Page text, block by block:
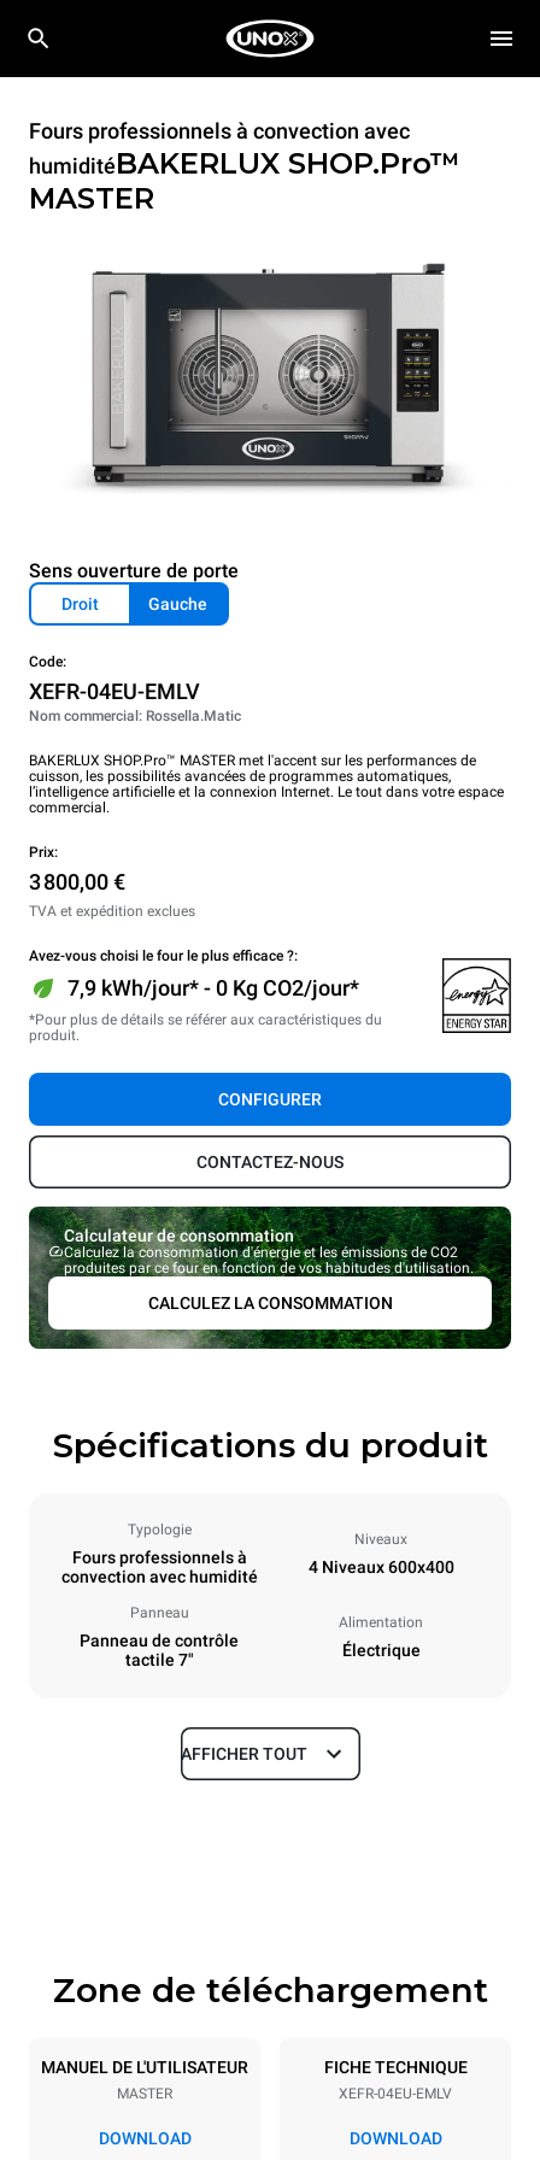
Fours professionnels à convection avec
humiditéBAKERLUX SHOP.Pro™
MASTER
Sens ouverture de porte
Droit Gauche
Code:
XEFR-04EU-EMLV
Nom commercial: Rossella.Matic
BAKERLUX SHOP.Pro™ MASTER met l'accent sur les performances de
cuisson, les possibilités avancées de programmes automatiques,
l’intelligence artificielle et la connexion Internet. Le tout dans votre espace
commercial.
Prix:
3 800,00 €
TVA et expédition exclues
Avez-vous choisi le four le plus efficace ?:
7,9 kWh/jour* - 0 Kg CO2/jour*
*Pour plus de détails se référer aux caractéristiques du
produit.
CONFIGURER
CONTACTEZ-NOUS
Calculateur de consommation
Calculez la consommation d'énergie et les émissions de CO2
produites par ce four en fonction de vos habitudes d'utilisation.
CALCULEZ LA CONSOMMATION
Spécifications du produit
Typologie
Fours professionnels à
convection avec humidité
Niveaux
4 Niveaux 600x400
Panneau
Panneau de contrôle
tactile 7"
Alimentation
Électrique
Dimensions
Caractéristiques de la plaque
4 600x400
Espace entre les plaques
AFFICHER TOUT
Zone de téléchargement
MANUEL DE L'UTILISATEUR
MASTER
DOWNLOAD
FICHE TECHNIQUE
XEFR-04EU-EMLV
DOWNLOAD